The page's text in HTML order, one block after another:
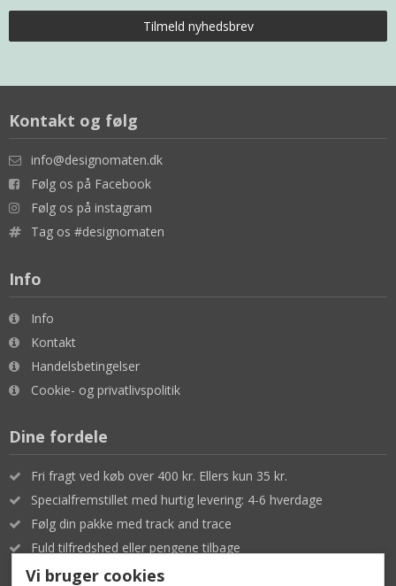
Kontakt og følg
info@designomaten.dk
Følg os på Facebook
Følg os på instagram
Tag os #designomaten
Info
Info
Kontakt
Handelsbetingelser
Cookie- og privatlivspolitik
Dine fordele
Fri fragt ved køb over 400 kr. Ellers kun 35 kr.
Specialfremstillet med hurtig levering: 4-6 hverdage
Følg din pakke med track and trace
Fuld tilfredshed eller pengene tilbage
Vi bruger cookies